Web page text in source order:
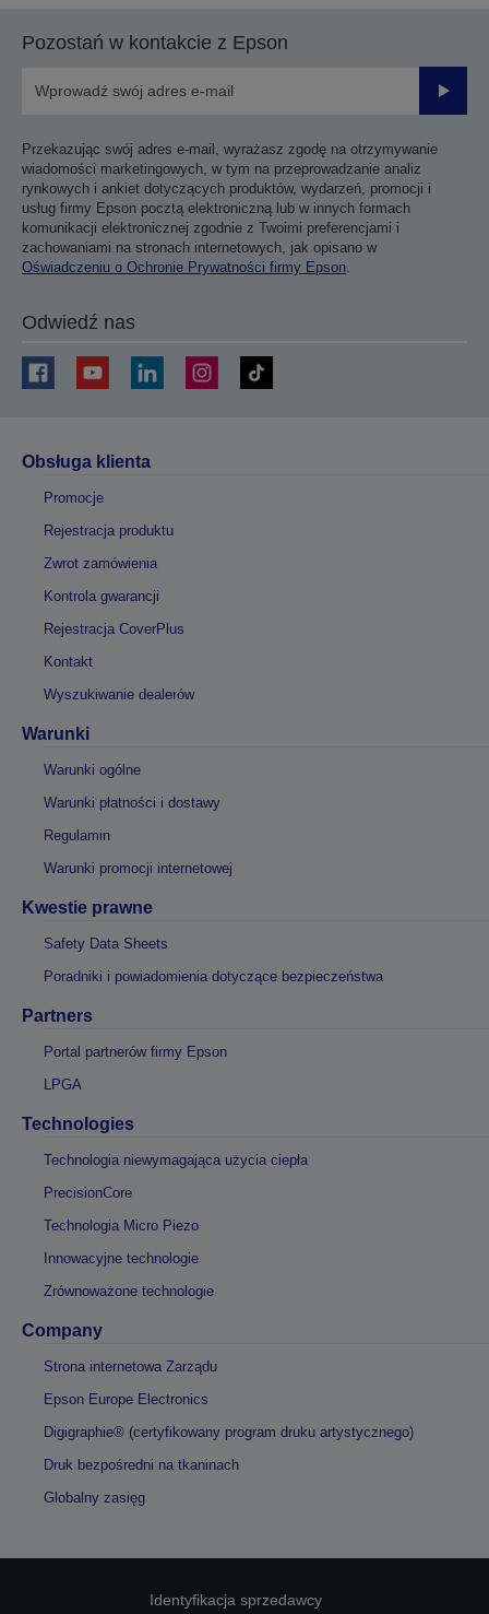
Pozostań w kontakcie z Epson
Przekazując swój adres e-mail, wyrażasz zgodę na otrzymywanie
wiadomości marketingowych, w tym na przeprowadzanie analiz
rynkowych i ankiet dotyczących produktów, wydarzeń, promocji i
usług firmy Epson pocztą elektroniczną lub w innych formach
komunikacji elektronicznej zgodnie z Twoimi preferencjami i
zachowaniami na stronach internetowych, jak opisano w
Oświadczeniu o Ochronie Prywatności firmy Epson
Odwiedź nas
Obsługa klienta
Promocje
Rejestracja produktu
Zwrot zamówienia
Kontrola gwarancji
Rejestracja CoverPlus
Kontakt
Wyszukiwanie dealerów
Warunki
Warunki ogólne
Warunki płatności i dostawy
Regulamin
Warunki promocji internetowej
Kwestie prawne
Safety Data Sheets
Poradniki i powiadomienia dotyczące bezpieczeństwa
Partners
Portal partnerów firmy Epson
LPGA
Technologies
Technologia niewymagająca użycia ciepła
PrecisionCore
Technologia Micro Piezo
Innowacyjne technologie
Zrównoważone technologie
Company
Strona internetowa Zarządu
Epson Europe Electronics
Digigraphie® (certyfikowany program druku artystycznego)
Druk bezpośredni na tkaninach
Globalny zasięg
Identyfikacja sprzedawcy